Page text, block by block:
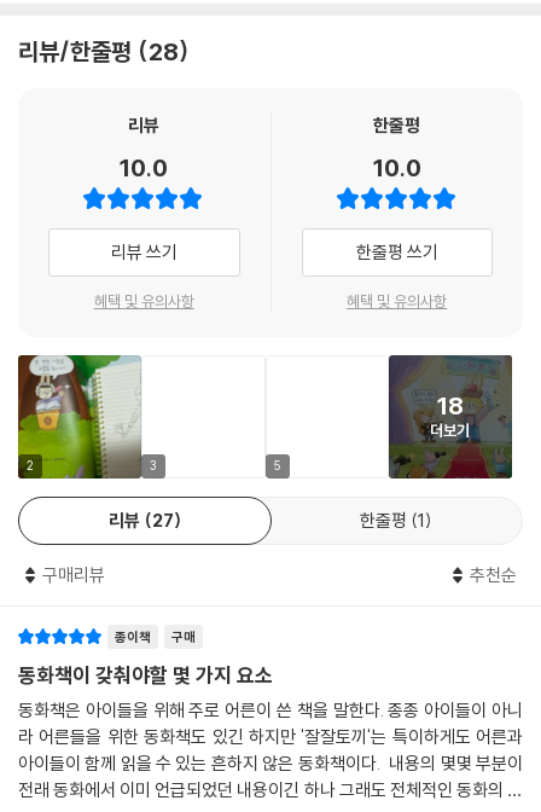
리를 재밌게 풀어 줬으니까 말이다.
좋겠다. 아이들의 상상력은 무궁무진하니까 아주 기막힌 뒷이야기를 만들
“어떻게 잘 자랐대?”
아이의 무한한 가능성을 응원해요!
《잘 자라서 잘 사는 토끼》는 달나라에서 떡방아를 찧던 첫째 토끼가 달떡
각자의 특성과 재능이 진로로 이어지는 성장의 모습을 보여 준다.
모든 아이는 타고난 성격도, 관심도, 잘하는 일도 다르다. 그리고 누구나 자
신만의 속도와 방향이 있다. 이 책은 “어떤 아이가 되어야 한다”는 정답을
말하지 않는다. 대신 아이가 어떤 성향인지, 무엇을 좋아하는지, 그래서 남
과 ‘다름’이 결국 ‘가능성’이 될 수 있다는 걸 보여 준다.
한 어른으로 자라기를 바라는 응원의 마음을 담았다고 한다. 옛이야기 속
나 잘 사는 삶’이란 무엇인지 생각해 볼 수 있도록 이끈다.
이 책 뒤표지에 있는 QR 코드를 찍으면 ‘나도 잘 자라서 잘 살래요!’ 독후활
동지를 다운로드받을 수 있다. 내 성격은 어떤지, 잘하거나 좋아하는 일은
무엇인지를 토대로 ‘나는 자라서 어떤 일을 할지’ 생각하며 미래의 내 모습
을 그려 보자. 자신을 깊이 들여다보고 스스로를 긍정적으로 여기며 성장
리뷰/한줄평 28
리뷰
10.0
리뷰 쓰기
혜택 및 유의사항
한줄평
10.0
한줄평 쓰기
혜택 및 유의사항
2 3 5
18
더보기
리뷰 27 한줄평 1
구매리뷰 추천순
종이책 구매
동화책이 갖춰야할 몇 가지 요소
동화책은 아이들을 위해 주로 어른이 쓴 책을 말한다. 종종 아이들이 아니
라 어른들을 위한 동화책도 있긴 하지만 '잘잘토끼'는 특이하게도 어른과
아이들이 함께 읽을 수 있는 흔하지 않은 동화책이다. 내용의 몇몇 부분이
전래 동화에서 이미 언급되었던 내용이긴 하나 그래도 전체적인 동화의 구